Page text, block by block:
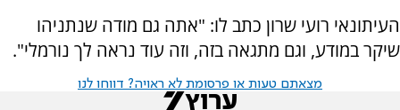
העיתונאי רועי שרון כתב לו: "אתה גם מודה שנתניהו
שיקר במודע, וגם מתגאה בזה, וזה עוד נראה לך נורמלי".
מצאתם טעות או פרסומת לא ראויה? דווחו לנו